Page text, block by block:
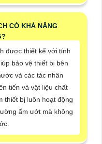
CÓ KHẢ NĂNG
được thiết kế với tính
bảo vệ thiết bị bên
và các tác nhân
tiến và vật liệu chất
thiết bị luôn hoạt động
ẩm ướt mà không